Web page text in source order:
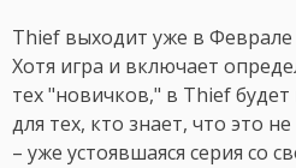
Thief выходит уже в Феврале
Хотя игра и включает
тех "новичков," в Thief
для тех, кто знает, что это
– уже устоявшаяся серия со